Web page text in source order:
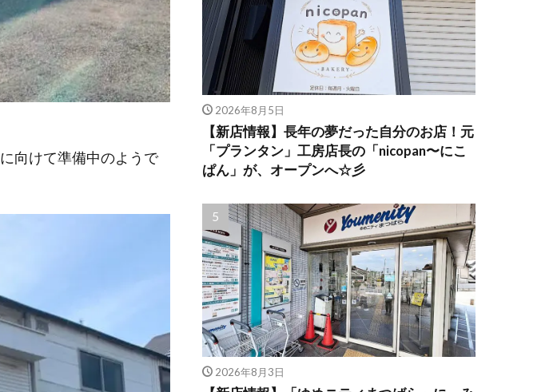
に向けて準備中のようで
2026年8月5日
【新店情報】長年の夢だった自分のお店！元
「プランタン」工房店長の「nicopan〜にこ
ぱん」が、オープンへ☆彡
2026年8月3日